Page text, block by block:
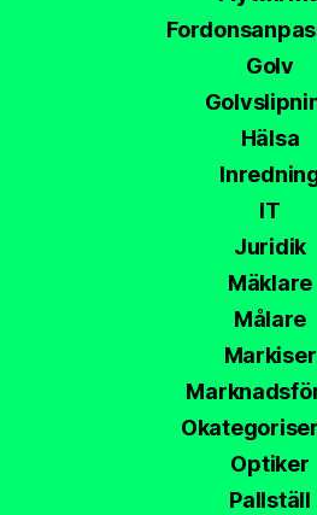
Golv
Hälsa
IT
Juridik
Mäklare
Målare
Markiser
Optiker
Pallställ